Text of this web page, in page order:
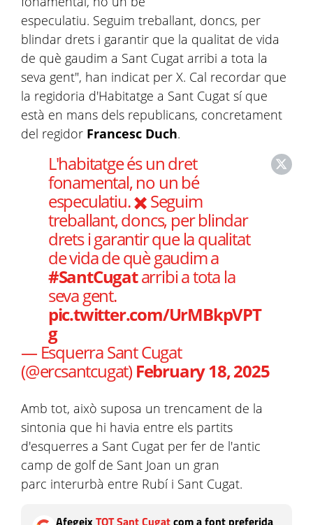
especulatiu. Seguim treballant, doncs, per
blindar drets i garantir que la qualitat de vida
de què gaudim a Sant Cugat arribi a tota la
seva gent", han indicat per X. Cal recordar que
la regidoria d'Habitatge a Sant Cugat sí que
està en mans dels republicans, concretament
del regidor Francesc Duch.
L'habitatge és un dret
fonamental, no un bé
especulatiu. ✖️ Seguim
treballant, doncs, per blindar
drets i garantir que la qualitat
de vida de què gaudim a
#SantCugatarribi a tota la
seva gent.
pic.twitter.com/UrMBkpVPT
g
— Esquerra Sant Cugat
(@ercsantcugat)February 18, 2025
Amb tot, això suposa un trencament de la
sintonia que hi havia entre els partits
d'esquerres a Sant Cugat per fer de l'antic
camp de golf de Sant Joan un gran
parc interurbà entre Rubí i Sant Cugat.
AfegeixTOT Sant Cugatcom a font preferida